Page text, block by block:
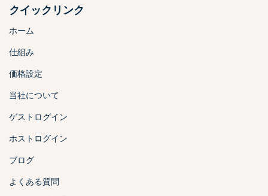
クイックリンク
ホーム
仕組み
価格設定
当社について
ゲストログイン
ホストログイン
ブログ
よくある質問